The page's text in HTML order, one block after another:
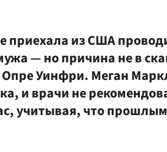
приехала из США
— но причина не в
Уинфри. Меган
и врачи не
учитывая, что